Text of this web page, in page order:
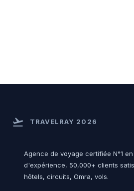
flight_takeoff TRAVELRAY 2026
Agence de voyage certifiée N°1 en
d'expérience, 50,000+ clients
hôtels, circuits, Omra, vols.